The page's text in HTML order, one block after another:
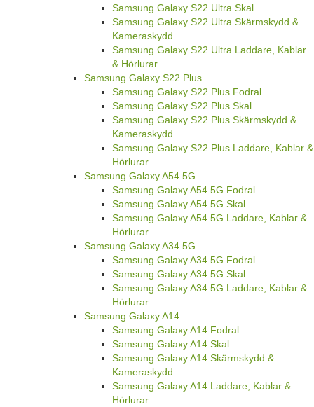
Samsung Galaxy S22 Ultra Skal
Samsung Galaxy S22 Ultra Skärmskydd &
Kameraskydd
Samsung Galaxy S22 Ultra Laddare, Kablar
& Hörlurar
Samsung Galaxy S22 Plus
Samsung Galaxy S22 Plus Fodral
Samsung Galaxy S22 Plus Skal
Samsung Galaxy S22 Plus Skärmskydd &
Kameraskydd
Samsung Galaxy S22 Plus Laddare, Kablar &
Hörlurar
Samsung Galaxy A54 5G
Samsung Galaxy A54 5G Fodral
Samsung Galaxy A54 5G Skal
Samsung Galaxy A54 5G Laddare, Kablar &
Hörlurar
Samsung Galaxy A34 5G
Samsung Galaxy A34 5G Fodral
Samsung Galaxy A34 5G Skal
Samsung Galaxy A34 5G Laddare, Kablar &
Hörlurar
Samsung Galaxy A14
Samsung Galaxy A14 Fodral
Samsung Galaxy A14 Skal
Samsung Galaxy A14 Skärmskydd &
Kameraskydd
Samsung Galaxy A14 Laddare, Kablar &
Hörlurar